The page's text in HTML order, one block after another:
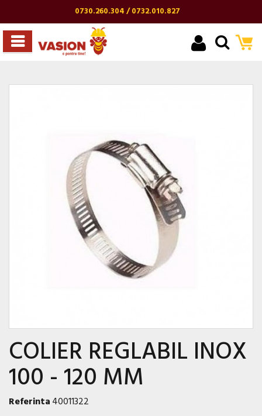
0730.260.304 / 0732.010.827
COLIER REGLABIL INOX
100 - 120 MM
Referinta40011322